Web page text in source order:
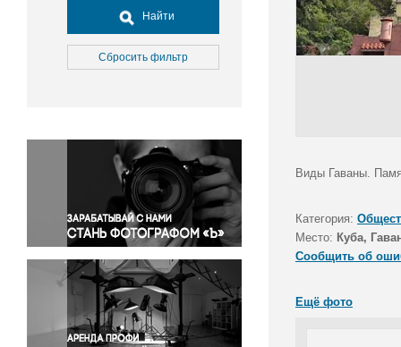
Досуг, туризм и отдых
Культура
Медицина
Окружающая среда
Политика
Правосудие
Происшествия и конфликты
Религия
Светская жизнь
Спорт
Экология
Экономика и бизнес
Найти
Сбросить фильтр
Виды Гаваны.
Категория:
Место: Куба,
Сообщить об
Ещё фото